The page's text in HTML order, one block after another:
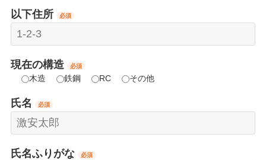
以下住所 必須
現在の構造 必須
木造 鉄鋼 RC その他
氏名 必須
氏名ふりがな 必須